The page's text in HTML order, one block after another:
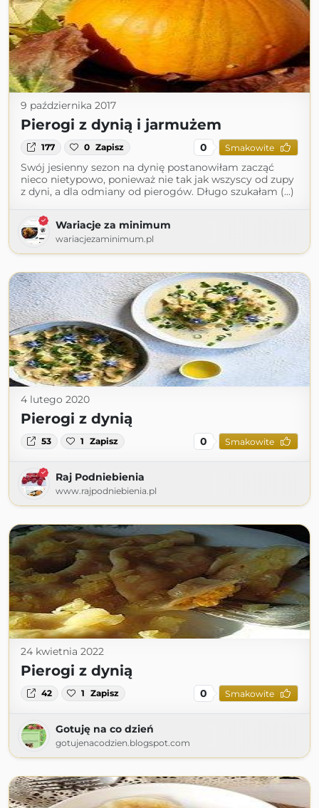
9 października 2017
Pierogi z dynią i jarmużem
177 0 Zapisz 0 Smakowite
Swój jesienny sezon na dynię postanowiłam zacząć
nieco nietypowo, ponieważ nie tak jak wszyscy od zupy
z dyni, a dla odmiany od pierogów. Długo szukałam (...)
Wariacje za minimum
wariacjezaminimum.pl
4 lutego 2020
Pierogi z dynią
53 1 Zapisz 0 Smakowite
Raj Podniebienia
www.rajpodniebienia.pl
24 kwietnia 2022
Pierogi z dynią
42 1 Zapisz 0 Smakowite
Gotuję na co dzień
gotujenacodzien.blogspot.com